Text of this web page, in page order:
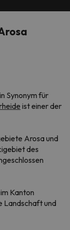
Synonym für
ist einer der
Arosa und
des
Kanton
Landschaft und